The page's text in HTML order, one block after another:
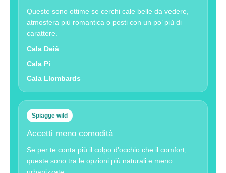
Queste sono ottime se cerchi cale belle da vedere,
atmosfera più romantica o posti con un po’ più di
carattere.
Cala Deià
Cala Pi
Cala Llombards
Spiagge wild
Accetti meno comodità
Se per te conta più il colpo d’occhio che il comfort,
queste sono tra le opzioni più naturali e meno